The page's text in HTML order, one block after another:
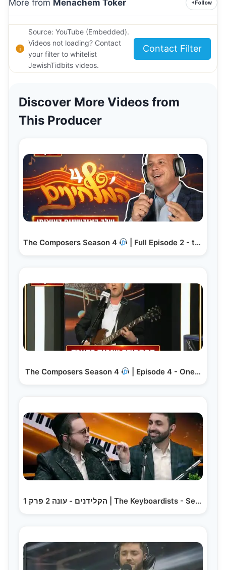
More from Menachem Toker +Follow
Source: YouTube (Embedded).
Videos not loading? Contact
your filter to whitelist
JewishTidbits videos.
Contact Filter
Discover More Videos from
This Producer
The Composers Season 4 | Full Episode 2 - the…
The Composers Season 4 | Episode 4 - One…
הקלידנים - עונה 2 פרק 1 | The Keyboardists - Season…